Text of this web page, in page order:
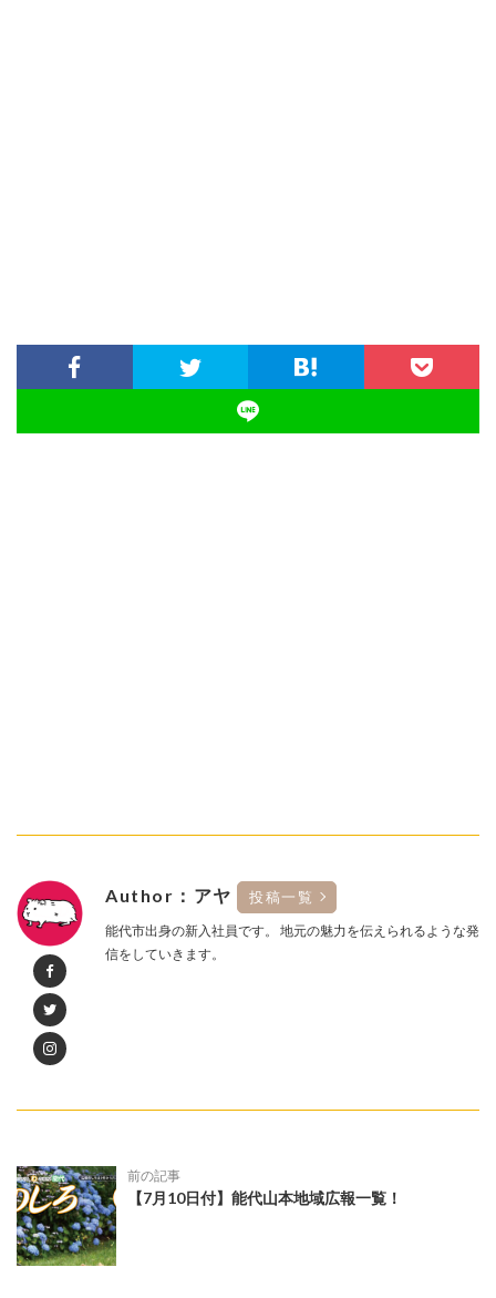
Author：アヤ 投稿一覧
能代市出身の新入社員です。 地元の魅力を伝えられるような発
信をしていきます。
前の記事
【7月10日付】能代山本地域広報一覧！